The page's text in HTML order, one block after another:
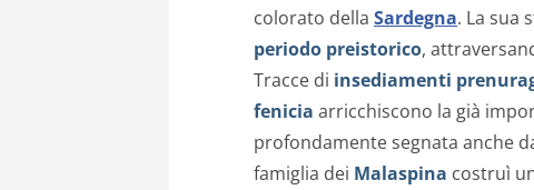
colorato della Sardegna. La sua
periodo preistorico,
Tracce di insediamenti
fenicia arricchiscono la già
profondamente segnata anche
famiglia dei Malaspina costruì